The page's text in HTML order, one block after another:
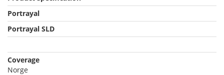
Portrayal
Portrayal SLD
Coverage
Norge